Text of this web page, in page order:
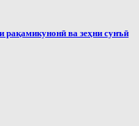
рақамикунонӣ ва зеҳни сунъӣ